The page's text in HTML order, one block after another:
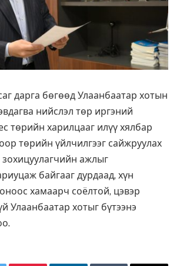
дарга бөгөөд Улаанбаатар хотын
нийслэл төр иргэний
төрийн харилцааг илүү хялбар
төрийн үйлчилгээг сайжруулах
зохицуулагчийн ажлыг
байгааг дурдаад, хүн
хамаарч соёлтой, цэвэр
Улаанбаатар хотыг бүтээнэ